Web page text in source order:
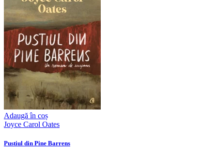
Adaugă în coș
Joyce Carol Oates
Pustiul din Pine Barrens